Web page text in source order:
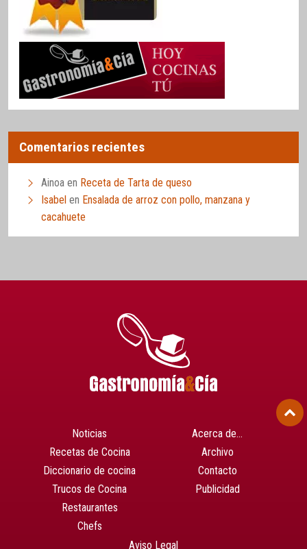
Comentarios recientes
Ainoa en Receta de Tarta de queso
Isabel en Ensalada de arroz con pollo, manzana y
cacahuete
Noticias
Recetas de Cocina
Diccionario de cocina
Trucos de Cocina
Restaurantes
Chefs
Acerca de…
Archivo
Contacto
Publicidad
Aviso Legal